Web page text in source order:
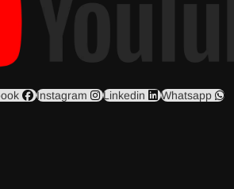
Instagram Linkedin Whatsapp